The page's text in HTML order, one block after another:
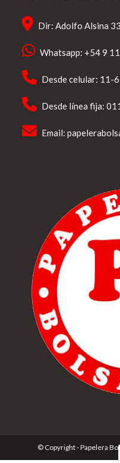
Dir: Adolfo Alsina
Whatsapp: +54 9
Desde celular: 11-
Desde línea fija:
Email:
© Copyright - Papelera